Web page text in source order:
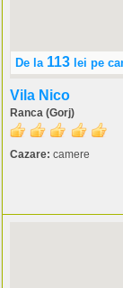
De la 113 lei pe
Vila Nico
Ranca (Gorj)
Cazare: camere